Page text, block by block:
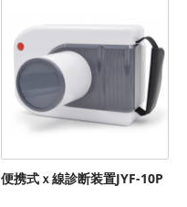
便携式ｘ線診断装置JYF-10P